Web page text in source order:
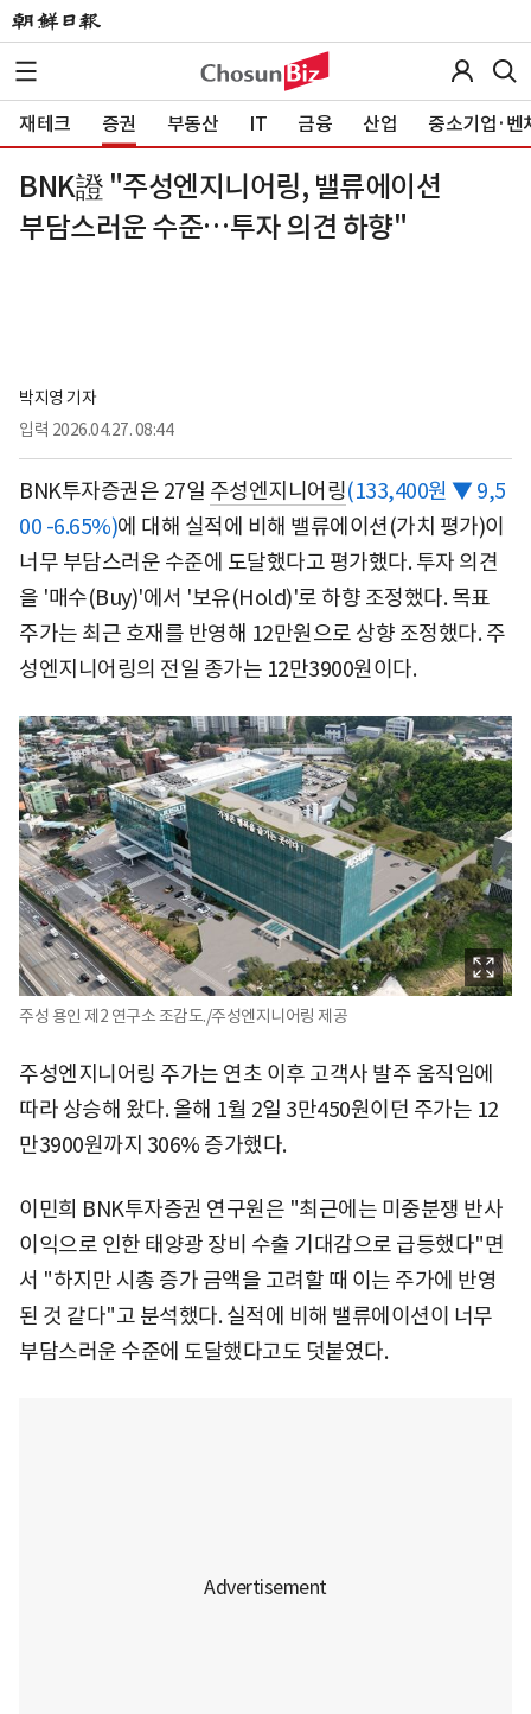
재테크 증권 부동산 IT 금융 산업 중소기업·벤
BNK證 "주성엔지니어링, 밸류에이션
부담스러운 수준…투자 의견 하향"
박지영 기자
입력 2026.04.27. 08:44
BNK투자증권은 27일 주성엔지니어링(133,400원 ▼ 9,5
00 -6.65%)에 대해 실적에 비해 밸류에이션(가치 평가)이
너무 부담스러운 수준에 도달했다고 평가했다. 투자 의견
을 '매수(Buy)'에서 '보유(Hold)'로 하향 조정했다. 목표
주가는 최근 호재를 반영해 12만원으로 상향 조정했다. 주
성엔지니어링의 전일 종가는 12만3900원이다.
주성 용인 제2 연구소 조감도./주성엔지니어링 제공
주성엔지니어링 주가는 연초 이후 고객사 발주 움직임에
따라 상승해 왔다. 올해 1월 2일 3만450원이던 주가는 12
만3900원까지 306% 증가했다.
이민희 BNK투자증권 연구원은 "최근에는 미중분쟁 반사
이익으로 인한 태양광 장비 수출 기대감으로 급등했다"면
서 "하지만 시총 증가 금액을 고려할 때 이는 주가에 반영
된 것 같다"고 분석했다. 실적에 비해 밸류에이션이 너무
부담스러운 수준에 도달했다고도 덧붙였다.